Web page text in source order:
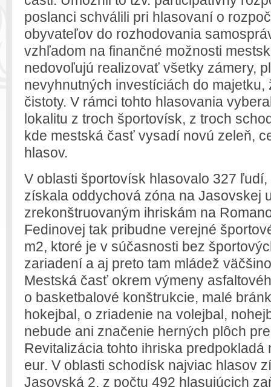
poslanci schválili pri hlasovaní o
obyvateľov do rozhodovania
vzhľadom na finančné možnosti
nedovoľujú realizovať všetky zámery,
nevyhnutných investíciách do
čistoty. V rámci tohto hlasovania
lokalitu z troch športovísk, z troch
kde mestská časť vysadí novú zeleň,
hlasov.
V oblasti športovísk hlasovalo 327
získala oddychová zóna na Jasovskej
zrekonštruovaným ihriskám na
Fedinovej tak pribudne verejné
m2, ktoré je v súčasnosti bez
zariadení a aj preto tam mládež
Mestská časť okrem výmeny
o basketbalové konštrukcie, malé
hokejbal, o zriadenie na volejbal,
nebude ani značenie herných plôch
Revitalizácia tohto ihriska
eur. V oblasti schodísk najviac hlasov
Jasovská 2, z počtu 492 hlasujúcich